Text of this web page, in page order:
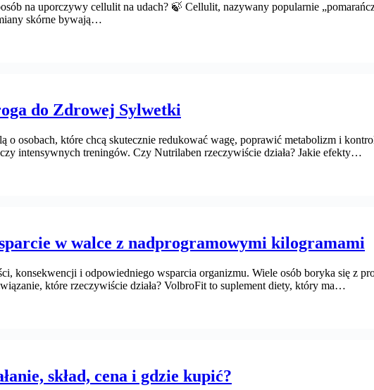
na uporczywy cellulit na udach? 🍃 Cellulit, nazywany popularnie
skórne bywają…
do Zdrowej Sylwetki
o osobach, które chcą skutecznie redukować wagę, poprawić metabolizm i
intensywnych treningów. Czy Nutrilaben rzeczywiście działa? Jakie efekty…
w walce z nadprogramowymi kilogramami
konsekwencji i odpowiedniego wsparcia organizmu. Wiele osób boryka się z
które rzeczywiście działa? VolbroFit to suplement diety, który ma…
skład, cena i gdzie kupić?